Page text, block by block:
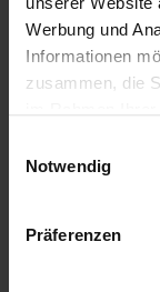
Werbung und
Informationen
zusammen, die
Notwendig
Präferenzen
2-Schicht
Industrie /
Ihre Aufgaben:
Betriebsmitteln